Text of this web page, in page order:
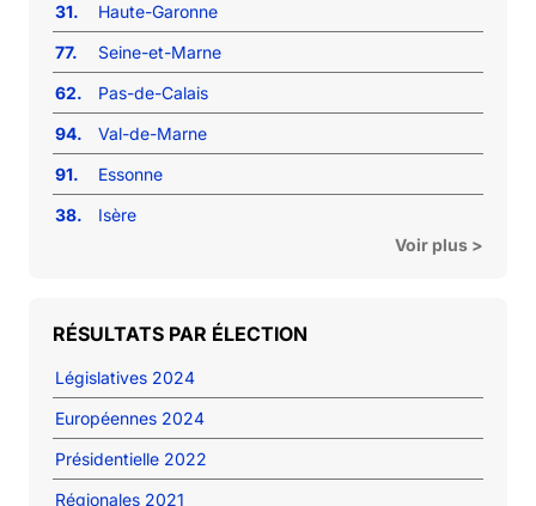
31.
Haute-Garonne
77.
Seine-et-Marne
62.
Pas-de-Calais
94.
Val-de-Marne
91.
Essonne
38.
Isère
Voir plus >
RÉSULTATS PAR ÉLECTION
Législatives 2024
Européennes 2024
Présidentielle 2022
Régionales 2021